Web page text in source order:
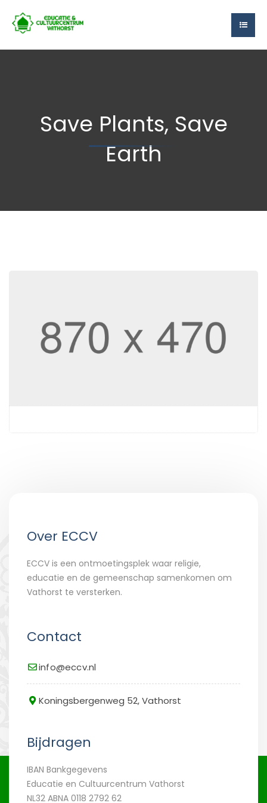
Save Plants, Save
Earth
Over ECCV
ECCV is een ontmoetingsplek waar religie,
educatie en de gemeenschap samenkomen om
Vathorst te versterken.
Contact
info@eccv.nl
Koningsbergenweg 52, Vathorst
Bijdragen
IBAN Bankgegevens
Educatie en Cultuurcentrum Vathorst
NL32 ABNA 0118 2792 62